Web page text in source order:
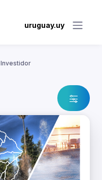
uruguay.uy
Investidor